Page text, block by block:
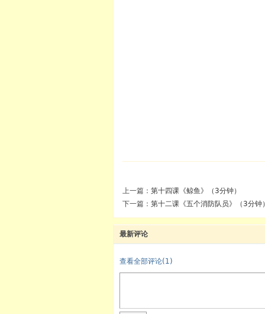
上一篇： 第十四课《鲸鱼》（3分钟）
下一篇： 第十二课《五个消防队员》（3分钟
最新评论
查看全部评论( 1)